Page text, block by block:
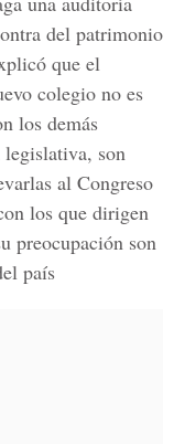
del patrimonio
que el
colegio no es
los demás
legislativa, son
al Congreso
los que dirigen
preocupación son
país